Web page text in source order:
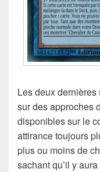
Les deux dernières
sur des approches
disponibles sur le
attirance toujours
plus ou moins de
sachant qu’il y